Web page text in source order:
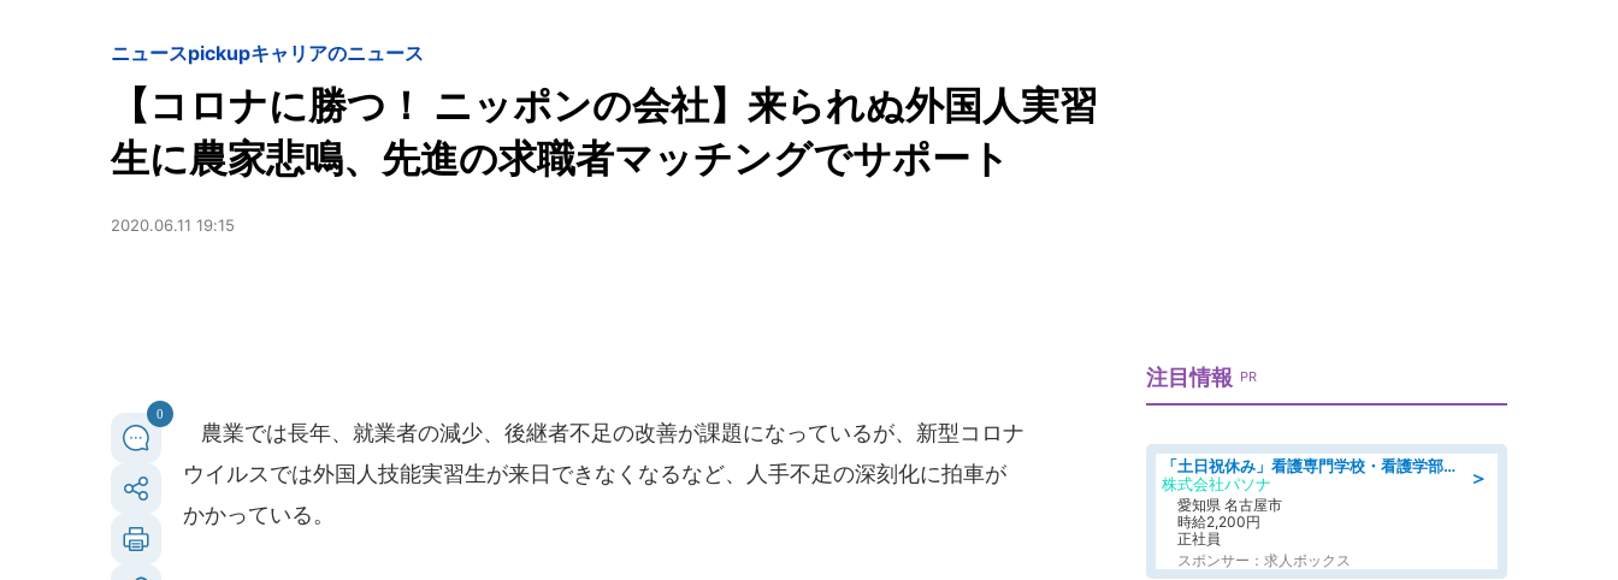
ニュースpickupキャリアのニュース
【コロナに勝つ！ ニッポンの会社】来られぬ外国人実習
生に農家悲鳴、先進の求職者マッチングでサポート
2020.06.11 19:15
0
農業では長年、就業者の減少、後継者不足の改善が課題になっているが、新型コロナ
ウイルスでは外国人技能実習生が来日できなくなるなど、人手不足の深刻化に拍車が
かかっている。
注目情報 PR
＞
「土日祝休み」看護専門学校・看護学部での教員業務/高時給/要資格:保健師、正看護師
株式会社パソナ
愛知県 名古屋市
時給2,200円
正社員
スポンサー：求人ボックス